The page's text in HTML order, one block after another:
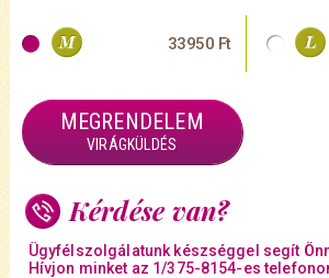
33950 Ft
MEGRENDELEM
VIRÁGKÜLDÉS
Kérdése van?
Ügyfélszolgálatunk készséggel segít
Hívjon minket az 1/375-8154-es